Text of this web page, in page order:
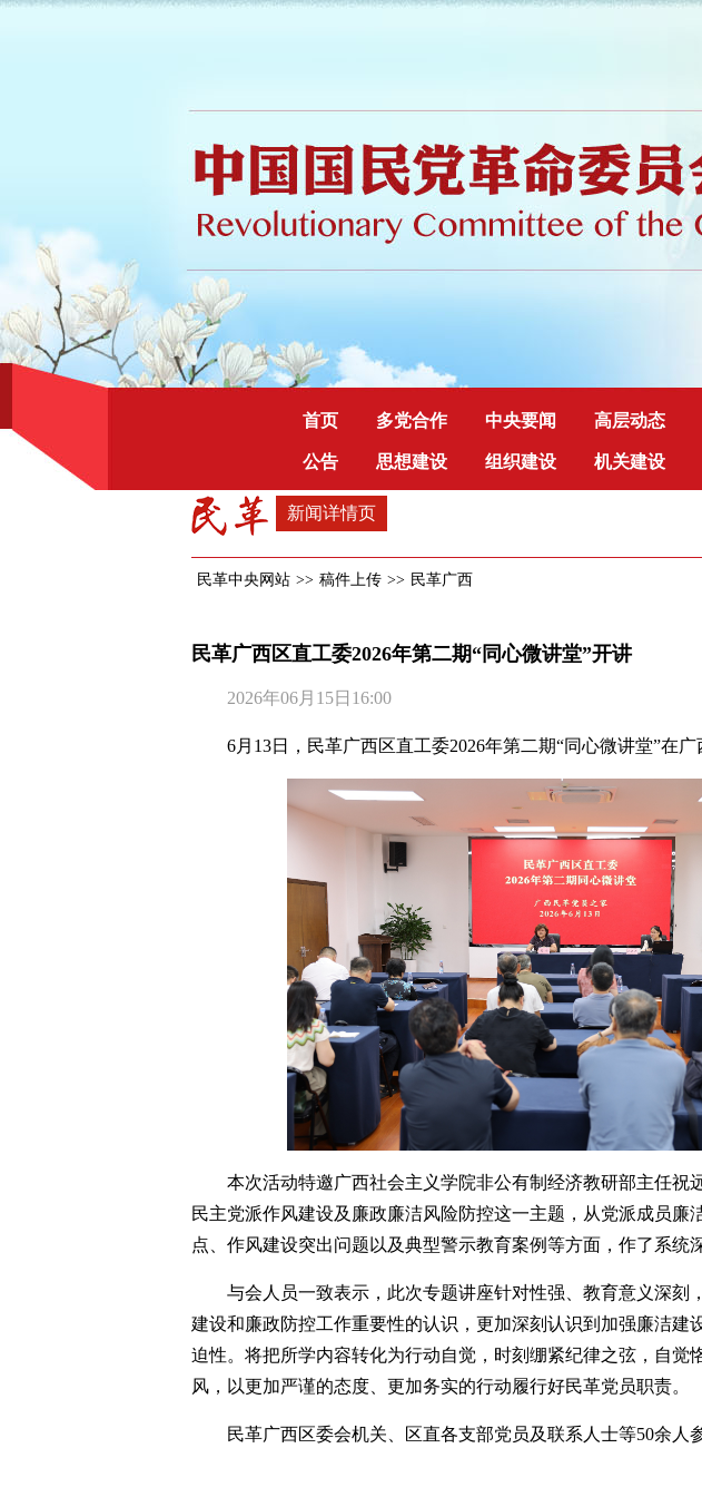
首页 多党合作 中央要闻 高层动态
公告 思想建设 组织建设 机关建设
新闻详情页
民革中央网站 >> 稿件上传 >> 民革广西
民革广西区直工委2026年第二期“同心微讲堂”开讲
2026年06月15日16:00
6月13日，民革广西区直工委2026年第二期“同心微讲堂”在广
本次活动特邀广西社会主义学院非公有制经济教研部主任祝
民主党派作风建设及廉政廉洁风险防控这一主题，从党派成员廉
点、作风建设突出问题以及典型警示教育案例等方面，作了系统
与会人员一致表示，此次专题讲座针对性强、教育意义深刻
建设和廉政防控工作重要性的认识，更加深刻认识到加强廉洁建
迫性。将把所学内容转化为行动自觉，时刻绷紧纪律之弦，自觉
风，以更加严谨的态度、更加务实的行动履行好民革党员职责。
民革广西区委会机关、区直各支部党员及联系人士等50余人